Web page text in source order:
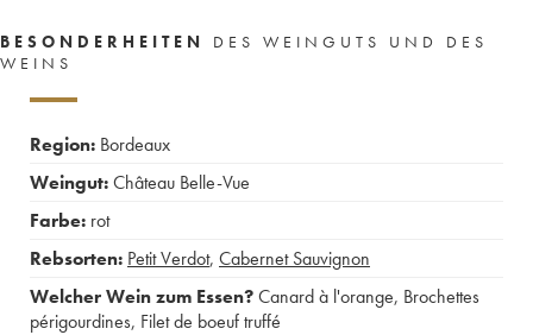
BESONDERHEITEN
DES WEINGUTS UND DES
WEINS
Region: Bordeaux
Weingut:Château Belle-Vue
Farbe: rot
Rebsorten: Petit Verdot, Cabernet Sauvignon
Welcher Wein zum Essen?Canard à l'orange, Brochettes
périgourdines, Filet de boeuf truffé